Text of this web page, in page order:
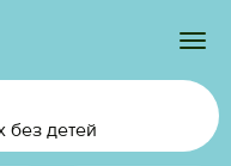
без детей